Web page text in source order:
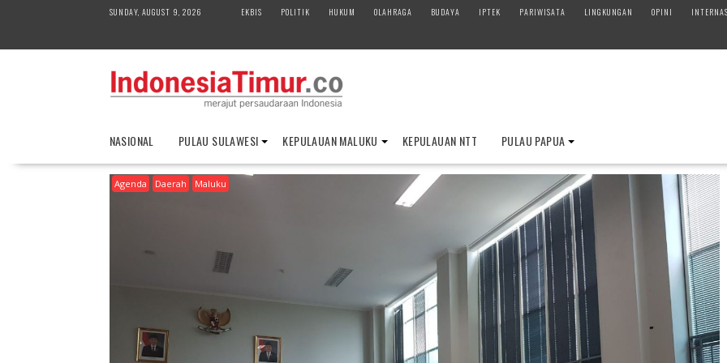
SUNDAY, AUGUST 9, 2026 EKBIS POLITIK HUKUM OLAHRAGA BUDAYA IPTEK PARIWISATA LINGKUNGAN OPINI
NASIONAL PULAU SULAWESI KEPULAUAN MALUKU KEPULAUAN NTT PULAU PAPUA
Agenda Daerah Maluku